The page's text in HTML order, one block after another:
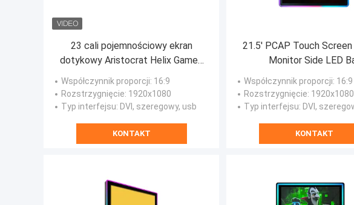
23 cali pojemnościowy ekran
dotykowy Aristocrat Helix Games
Monitor Multi Touch
Współczynnik proporcji: 16:9
Rozstrzygnięcie: 1920x1080
Typ interfejsu: DVI, szeregowy, usb
KONTAKT
21.5' PCAP Touch Screen
Monitor Side LED
Kompatybilny z
3M/ELO Microtouch
Współczynnik proporcji: 16:9
Rozstrzygnięcie: 1920x1080
Typ interfejsu: DVI,
KONTAKT